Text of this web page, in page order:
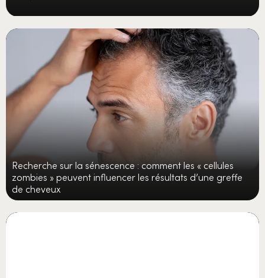
Recherche sur la sénescence : comment les « cellules
zombies » peuvent influencer les résultats d’une greffe
de cheveux